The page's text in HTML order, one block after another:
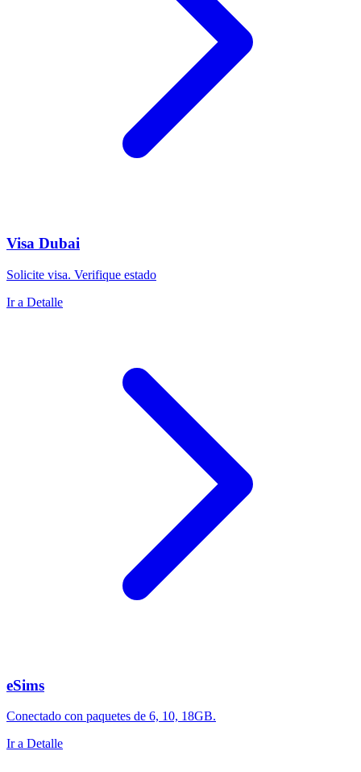
Visa Dubai
Solicite visa. Verifique estado
Ir a Detalle
eSims
Conectado con paquetes de 6, 10, 18GB.
Ir a Detalle